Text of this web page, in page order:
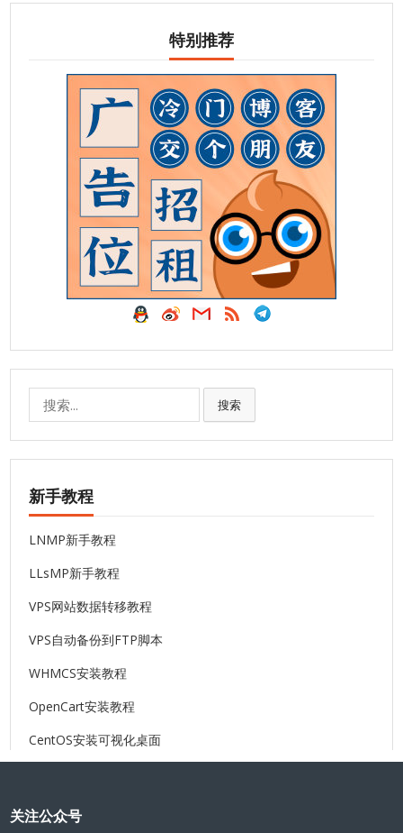
特别推荐
搜索
新手教程
LNMP新手教程
LLsMP新手教程
VPS网站数据转移教程
VPS自动备份到FTP脚本
WHMCS安装教程
OpenCart安装教程
CentOS安装可视化桌面
关注公众号